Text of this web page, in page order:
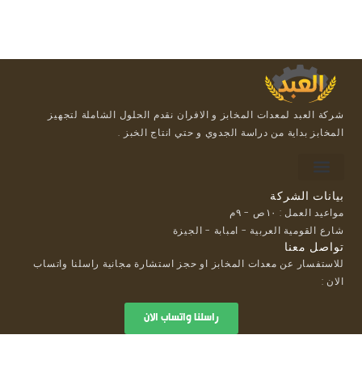
شركة العبد لمعدات المخابز و الافران نقدم الحلول الشاملة لتجهيز
المخابز بداية من دراسة الجدوي و حتي انتاج الخبز .
بيانات الشركة
مواعيد العمل : ١٠ص - ٩م
شارع القومية العربية - امبابة - الجيزة
تواصل معنا
للاستفسار عن معدات المخابز او حجز استشارة مجانية راسلنا واتساب
الان :
راسلنا واتساب الان